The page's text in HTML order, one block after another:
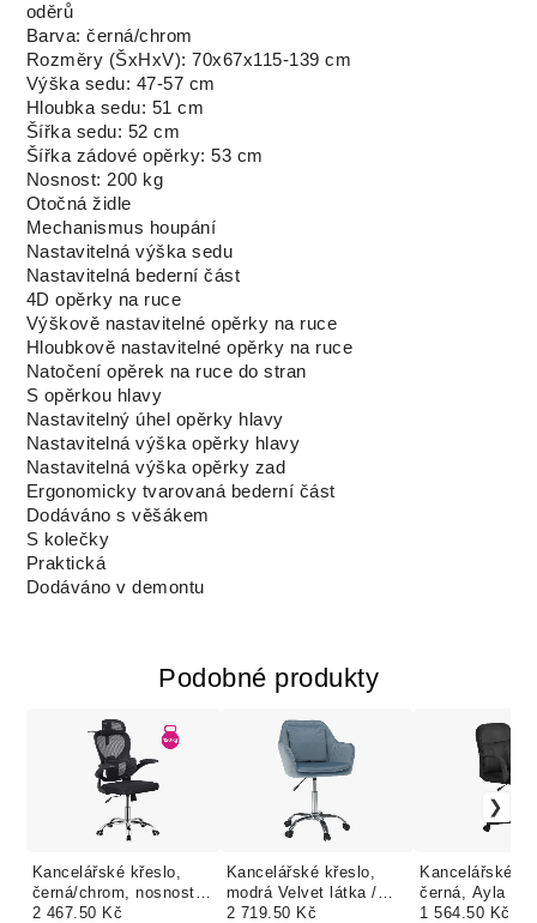
oděrů
Barva: černá/chrom
Rozměry (ŠxHxV): 70x67x115-139 cm
Výška sedu: 47-57 cm
Hloubka sedu: 51 cm
Šířka sedu: 52 cm
Šířka zádové opěrky: 53 cm
Nosnost: 200 kg
Otočná židle
Mechanismus houpání
Nastavitelná výška sedu
Nastavitelná bederní část
4D opěrky na ruce
Výškově nastavitelné opěrky na ruce
Hloubkově nastavitelné opěrky na ruce
Natočení opěrek na ruce do stran
S opěrkou hlavy
Nastavitelný úhel opěrky hlavy
Nastavitelná výška opěrky hlavy
Nastavitelná výška opěrky zad
Ergonomicky tvarovaná bederní část
Dodáváno s věšákem
S kolečky
Praktická
Dodáváno v demontu
Podobné produkty
Kancelářské křeslo,
černá/chrom, nosnost
150 kg, GILON
2 467.50 Kč
Kancelářské křeslo,
modrá Velvet látka /
chrom, KLIAN
2 719.50 Kč
Kancelářské
černá, Ayla
1 564.50 Kč